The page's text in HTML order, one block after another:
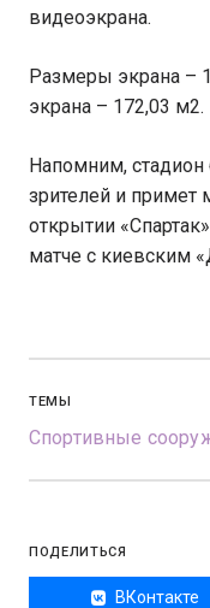
видеоэкрана.
Размеры экрана –
экрана – 172,03 м2.
Напомним,
зрителей и примет
открытии
матче с киевским
ТЕМЫ
Спортивные
ПОДЕЛИТЬСЯ
ВКонтакте